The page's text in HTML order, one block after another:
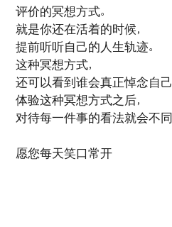
评价的冥想方式。
就是你还在活着的时候，
提前听听自己的人生轨迹。
这种冥想方式，
还可以看到谁会真正悼念自己
体验这种冥想方式之后，
对待每一件事的看法就会不同
愿您每天笑口常开